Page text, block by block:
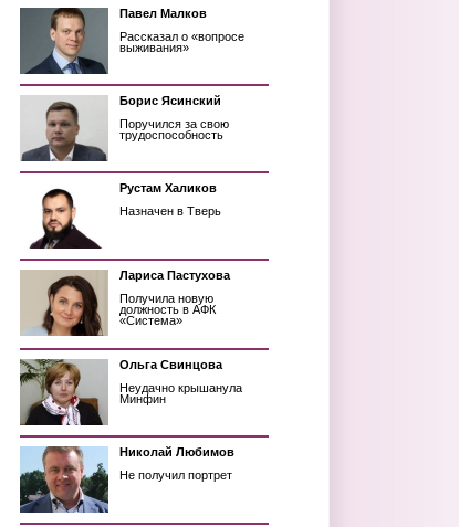
Павел Малков
Рассказал о «вопросе
выживания»
Борис Ясинский
Поручился за свою
трудоспособность
Рустам Халиков
Назначен в Тверь
Лариса Пастухова
Получила новую
должность в АФК
«Система»
Ольга Свинцова
Неудачно крышанула
Минфин
Николай Любимов
Не получил портрет